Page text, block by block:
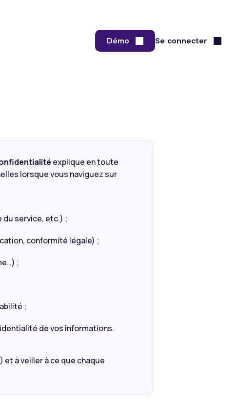
Démo Se connecter
explique en toute
lorsque vous naviguez sur
service, etc.) ;
conformité légale) ;
;
;
de vos informations.
et à veiller à ce que chaque